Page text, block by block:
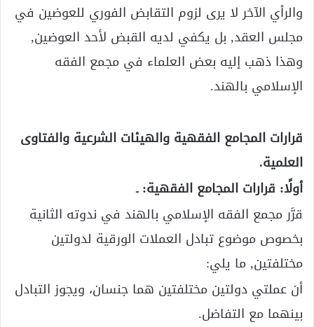
والرأي الآخر لا يرى لزوم التقابض الفوري للعوضين في
مجلس العقد, بل يكفي لديه القبض لأحد العوضين,
وهذا ذهب إليه بعض العلماء في مجمع الفقه
الإسلامي بالهند.
قرارات المجامع الفقهية والهيئات الشرعية والفتاوى
العلمية.
أولًا: قرارات المجامع الفقهية: ـ
قرَّر مجمع الفقه الإسلامي بالهند في ندوته الثانية
بخصوص موضوع تبادل العملات الورقية لدولتين
مختلفتين, ما يلي:
أن عملتي دولتين مختلفتين هما جنسان، ويجوز التبادل
بينهما مع التفاضل.